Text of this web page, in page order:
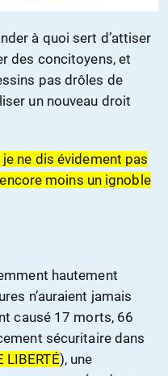
à quoi sert d’attiser
des concitoyens, et
pas drôles de
un nouveau droit
je ne dis évidement pas
encore moins un ignoble
hautement
n’auraient jamais
causé 17 morts, 66
sécuritaire dans
LIBERTÉ), une